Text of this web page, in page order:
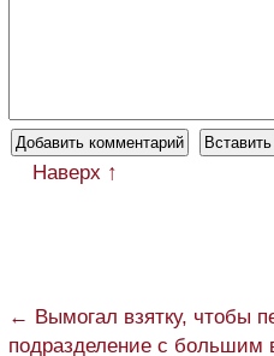
Наверх ↑
← Вымогал взятку, чтобы
подразделение с большим